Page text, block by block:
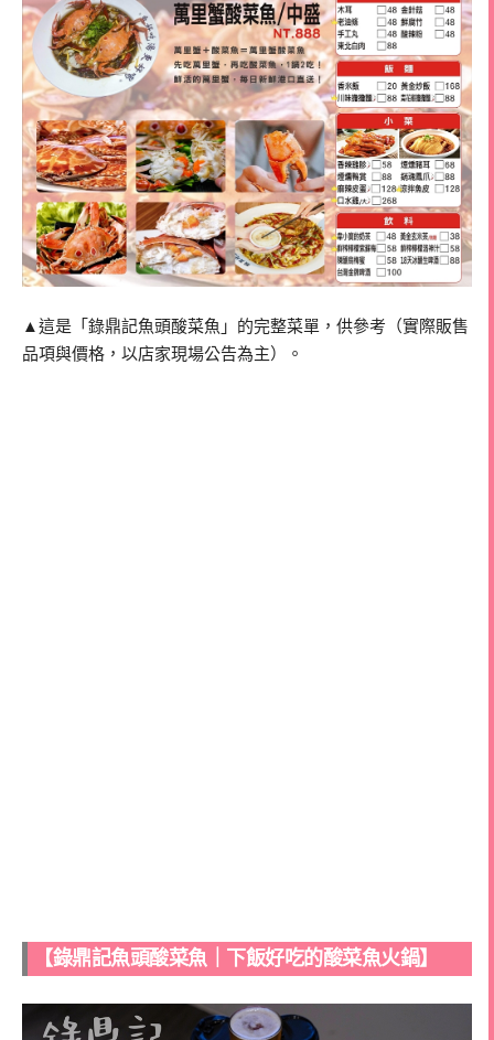
▲這是「錄鼎記魚頭酸菜魚」的完整菜單，供參考（實際販售
品項與價格，以店家現場公告為主）。
【錄鼎記魚頭酸菜魚｜下飯好吃的酸菜魚火鍋】